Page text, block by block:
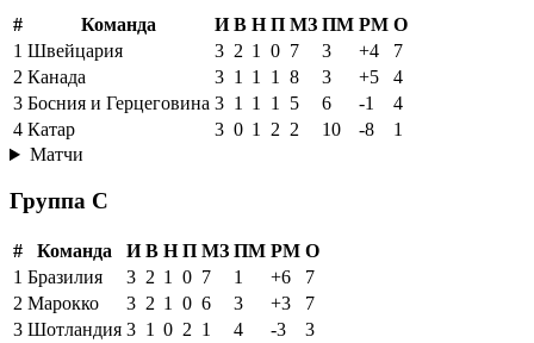
# Команда И В Н П МЗ ПМ РМ О
1 Швейцария 3 2 1 0 7 3 +4
7
2 Канада 3 1 1 1 8 3 +5
4
3 Босния и Герцеговина 3 1 1 1 5 6 -1
4
4 Катар 3 0 1 2 2 10 -8
1
Матчи
Группа C
# Команда И В Н П МЗ ПМ РМ О
1 Бразилия 3 2 1 0 7 1 +6
7
2 Марокко 3 2 1 0 6 3 +3
7
3 Шотландия 3 1 0 2 1 4 -3
3